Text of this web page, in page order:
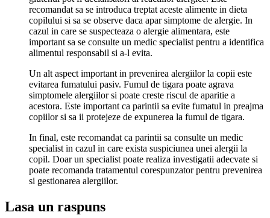
recomandat sa se introduca treptat aceste alimente in dieta
copilului si sa se observe daca apar simptome de alergie. In
cazul in care se suspecteaza o alergie alimentara, este
important sa se consulte un medic specialist pentru a identifica
alimentul responsabil si a-l evita.
Un alt aspect important in prevenirea alergiilor la copii este
evitarea fumatului pasiv. Fumul de tigara poate agrava
simptomele alergiilor si poate creste riscul de aparitie a
acestora. Este important ca parintii sa evite fumatul in preajma
copiilor si sa ii protejeze de expunerea la fumul de tigara.
In final, este recomandat ca parintii sa consulte un medic
specialist in cazul in care exista suspiciunea unei alergii la
copil. Doar un specialist poate realiza investigatii adecvate si
poate recomanda tratamentul corespunzator pentru prevenirea
si gestionarea alergiilor.
Lasa un raspuns